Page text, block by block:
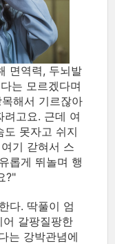
면역력, 두뇌발
는 모르겠다며
해서 기르잖아
고요. 근데 여
도 못자고 쉬지
기 갇혀서 스
롭게 뛰놀며 행
?"
다. 딱풀이 엄
갈팡질팡한
는 강박관념에